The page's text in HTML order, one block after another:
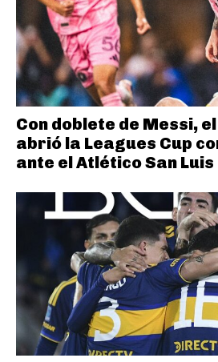
Con doblete de Messi,
abrió la Leagues Cup
ante el Atlético San